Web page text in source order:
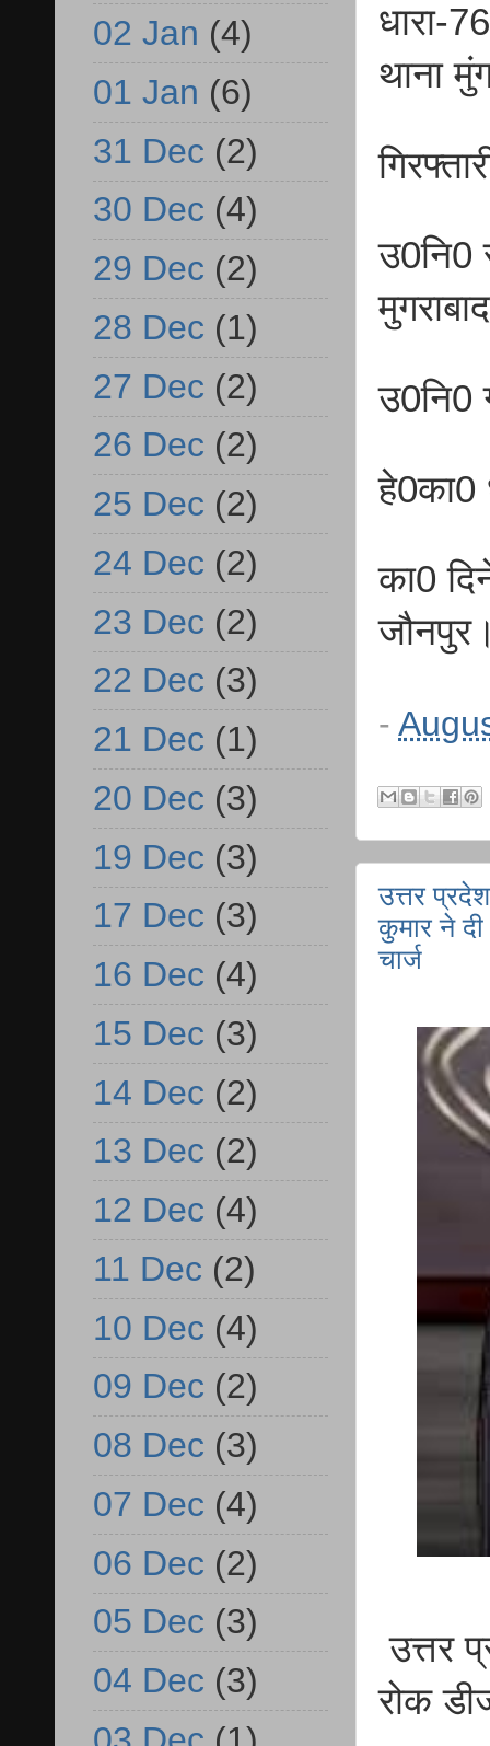
धारा-
थाना
उ0नि0
उ0नि0
हे0का0
का0
-
उत्तर
कुमार ने दी
चार्ज
उत्तर
रोक
02 Jan (4)
01 Jan (6)
31 Dec (2)
30 Dec (4)
29 Dec (2)
28 Dec (1)
27 Dec (2)
26 Dec (2)
25 Dec (2)
24 Dec (2)
23 Dec (2)
22 Dec (3)
21 Dec (1)
20 Dec (3)
19 Dec (3)
17 Dec (3)
16 Dec (4)
15 Dec (3)
14 Dec (2)
13 Dec (2)
12 Dec (4)
11 Dec (2)
10 Dec (4)
09 Dec (2)
08 Dec (3)
07 Dec (4)
06 Dec (2)
05 Dec (3)
04 Dec (3)